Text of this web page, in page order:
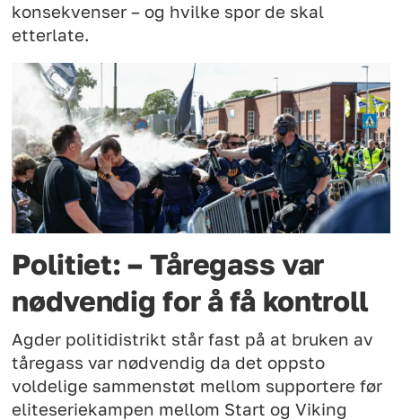
konsekvenser – og hvilke spor de skal
etterlate.
Politiet: – Tåregass var
nødvendig for å få kontroll
Agder politidistrikt står fast på at bruken av
tåregass var nødvendig da det oppsto
voldelige sammenstøt mellom supportere før
eliteseriekampen mellom Start og Viking